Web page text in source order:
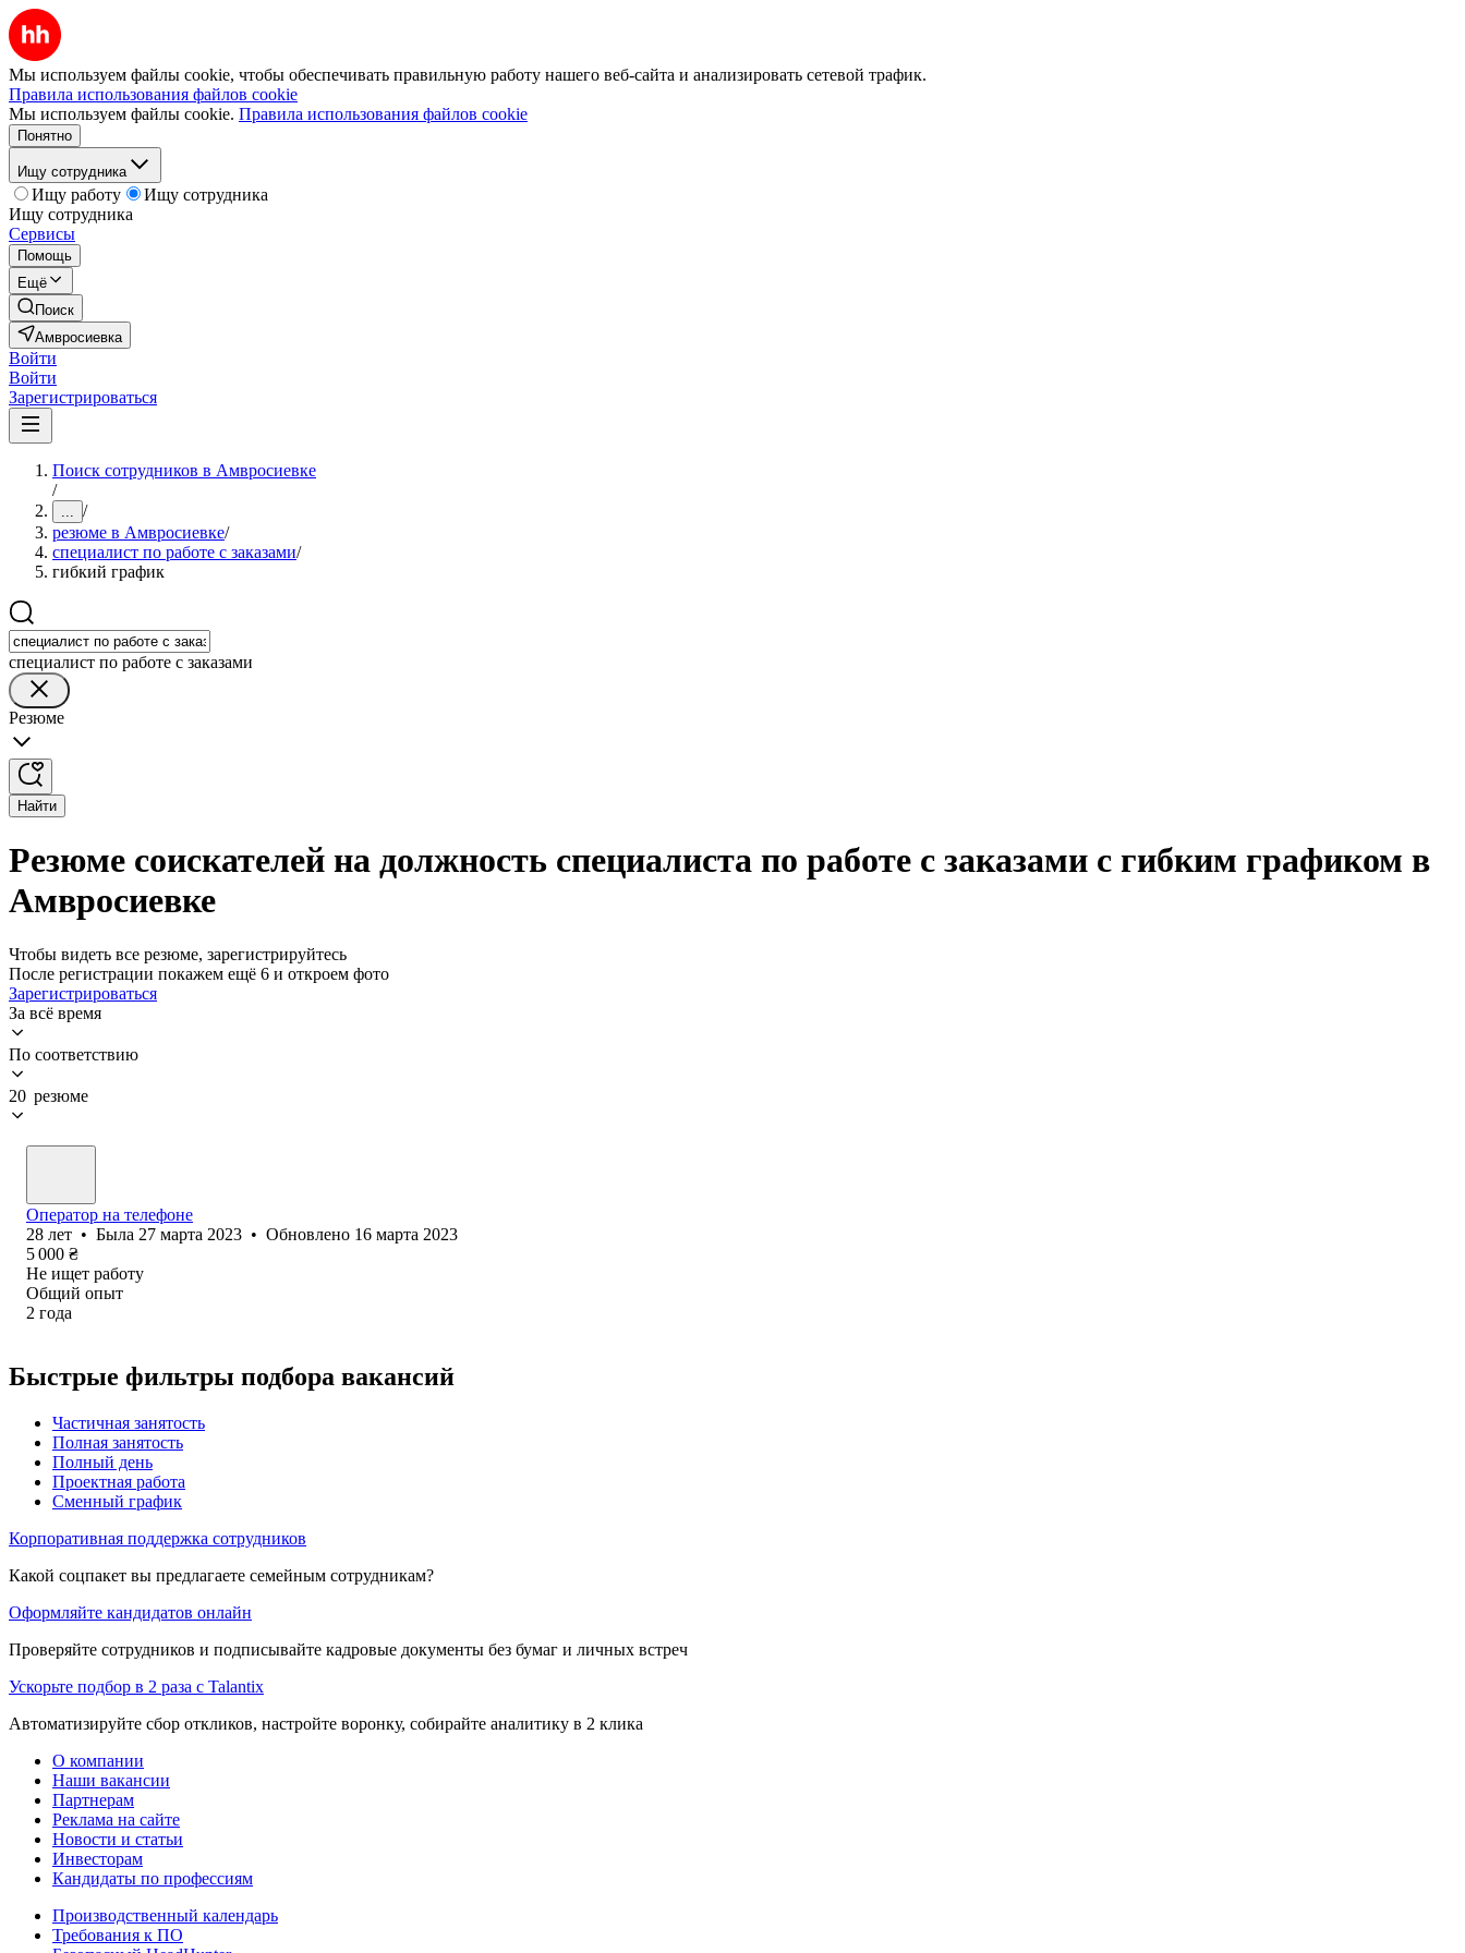
Мы используем файлы cookie, чтобы обеспечивать правильную работу нашего веб-сайта и анализировать сетевой трафик.
Правила использования файлов cookie
Мы используем файлы cookie. Правила использования файлов cookie
Понятно
Ищу сотрудника
Ищу работу
Ищу сотрудника
Ищу сотрудника
Сервисы
Помощь
Ещё
Поиск
Амвросиевка
Войти
Войти
Зарегистрироваться
Поиск сотрудников в Амвросиевке
/
... /
резюме в Амвросиевке/
специалист по работе с заказами/
гибкий график
специалист по работе с заказами
Резюме
Найти
Резюме соискателей на должность специалиста по работе с заказами с гибким графиком в
Амвросиевке
Чтобы видеть все резюме, зарегистрируйтесь
После регистрации покажем ещё 6 и откроем фото
Зарегистрироваться
За всё время
По соответствию
20 резюме
Оператор на телефоне
28 лет • Была 27 марта 2023 • Обновлено 16 марта 2023
5 000 ₴
Не ищет работу
Общий опыт
2 года
Быстрые фильтры подбора вакансий
Частичная занятость
Полная занятость
Полный день
Проектная работа
Сменный график
Корпоративная поддержка сотрудников
Какой соцпакет вы предлагаете семейным сотрудникам?
Оформляйте кандидатов онлайн
Проверяйте сотрудников и подписывайте кадровые документы без бумаг и личных встреч
Ускорьте подбор в 2 раза с Talantix
Автоматизируйте сбор откликов, настройте воронку, собирайте аналитику в 2 клика
О компании
Наши вакансии
Партнерам
Реклама на сайте
Новости и статьи
Инвесторам
Кандидаты по профессиям
Производственный календарь
Требования к ПО